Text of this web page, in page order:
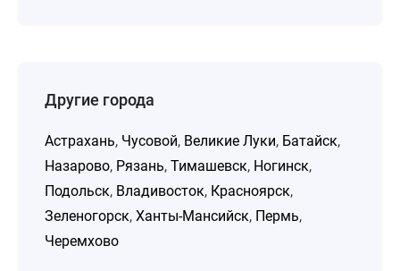
Другие города
Астрахань, Чусовой, Великие Луки, Батайск,
Назарово, Рязань, Тимашевск, Ногинск,
Подольск, Владивосток, Красноярск,
Зеленогорск, Ханты-Мансийск, Пермь,
Черемхово